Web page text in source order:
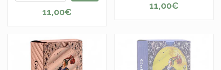
11,00€
11,00€